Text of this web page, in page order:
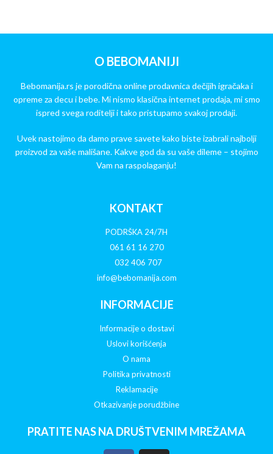
O BEBOMANIJI
Bebomanija.rs je porodična online prodavnica dečijih igračaka i
opreme za decu i bebe. Mi nismo klasična internet prodaja, mi smo
ispred svega roditelji i tako pristupamo svakoj prodaji.
Uvek nastojimo da damo prave savete kako biste izabrali najbolji
proizvod za vaše mališane. Kakve god da su vaše dileme – stojimo
Vam na raspolaganju!
KONTAKT
PODRŠKA 24/7H
061 61 16 270
032 406 707
info@bebomanija.com
INFORMACIJE
Informacije o dostavi
Uslovi korišćenja
O nama
Politika privatnosti
Reklamacije
Otkazivanje porudžbine
PRATITE NAS NA DRUŠTVENIM MREŽAMA